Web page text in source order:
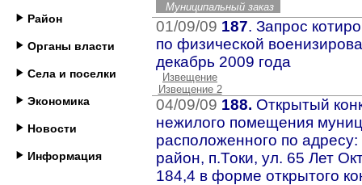
Район
Органы власти
Села и поселки
Экономика
Новости
Информация
Муниципальный заказ
01/09/09 187. Запрос
по физической
декабрь 2009 года
Извещение
Извещение 2
04/09/09 188. Открытый
нежилого помещения
расположенного по
район, п.Токи, ул. 65 Лет
184,4 в форме открытого